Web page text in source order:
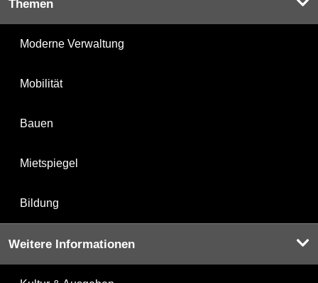
Themen
Moderne Verwaltung
Mobilität
Bauen
Mietspiegel
Bildung
Weitere Informationen